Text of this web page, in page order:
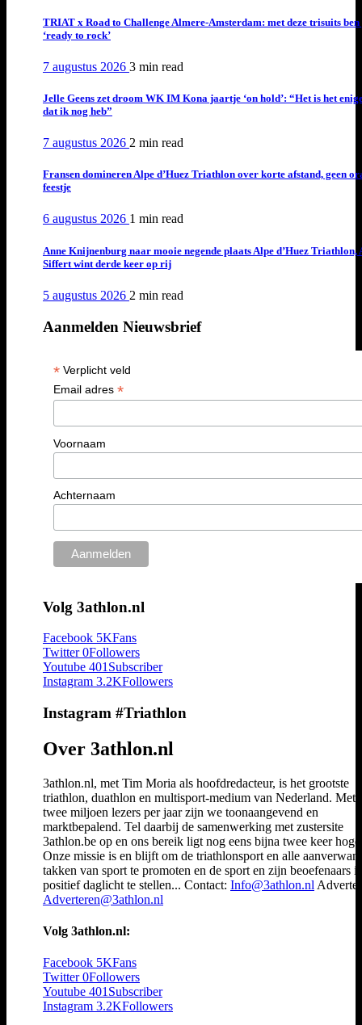
TRIAT x Road to Challenge Almere-Amsterdam: met deze trisuits ben
‘ready to rock’
7 augustus 2026 3 min read
Jelle Geens zet droom WK IM Kona jaartje ‘on hold’: “Het is het
dat ik nog heb”
7 augustus 2026 2 min read
Fransen domineren Alpe d’Huez Triathlon over korte afstand, geen
feestje
6 augustus 2026 1 min read
Anne Knijnenburg naar mooie negende plaats Alpe d’Huez Triathlon,
Siffert wint derde keer op rij
5 augustus 2026 2 min read
Aanmelden Nieuwsbrief
*Verplicht veld
Email adres *
Voornaam
Achternaam
Volg 3athlon.nl
Facebook 5KFans
Twitter 0Followers
Youtube 401 Subscriber
Instagram 3.2KFollowers
Instagram #Triathlon
Over 3athlon.nl
3athlon.nl, met Tim Moria als hoofdredacteur, is het grootste
triathlon, duathlon en multisport-medium van Nederland. Met
twee miljoen lezers per jaar zijn we toonaangevend en
marktbepalend. Tel daarbij de samenwerking met zustersite
3athlon.be op en ons bereik ligt nog eens bijna twee keer
Onze missie is en blijft om de triathlonsport en alle
takken van sport te promoten en de sport en zijn beoefenaars
positief daglicht te stellen... Contact: Info@3athlon.nl
Adverteren@3athlon.nl
Volg 3athlon.nl:
Facebook 5KFans
Twitter 0Followers
Youtube 401Subscriber
Instagram 3.2KFollowers